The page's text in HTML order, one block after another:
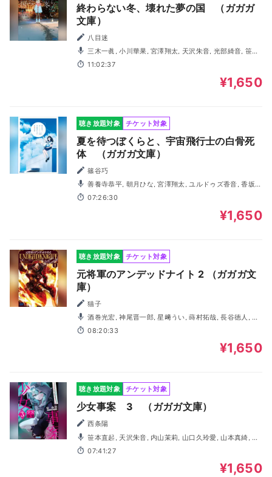
終わらない冬、壊れた夢の国 （ガガガ
文庫）
八目迷
三木一眞, 小川華果, 宮澤翔太, 天沢朱音, 光部綺音, 笹本
直起, 坂東琴乃
11:02:37
¥1,650
聴き放題対象 チケット対象
夏を待つぼくらと、宇宙飛行士の白骨死
体 （ガガガ文庫）
篠谷巧
善養寺恭平, 朝月ひな, 宮澤翔太, ユルドゥズ香音, 香坂
侑, 笹本直起, 廣川来美, 木暮晃石
07:26:30
¥1,650
聴き放題対象 チケット対象
元将軍のアンデッドナイト 2 （ガガガ文
庫）
猫子
酒巻光宏, 神尾晋一郎, 星﨑うい, 蒔村拓哉, 長谷徳人, 笹
本直起, 佐治和也, あらいゆい, 有隅融
08:20:33
¥1,650
聴き放題対象 チケット対象
少女事案 3 （ガガガ文庫）
西条陽
笹本直起, 天沢朱音, 内山茉莉, 山口久玲愛, 山本真綺, 一
ノ瀬ゆうり, 菅原万波, 鈴木悠生, 水上慶
07:41:27
¥1,650